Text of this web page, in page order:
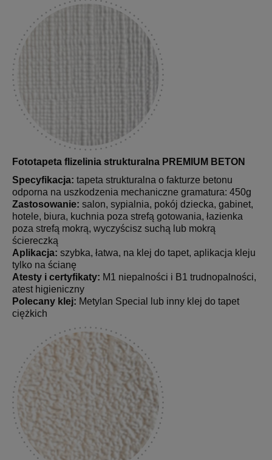
Fototapeta flizelinia strukturalna PREMIUM BETON
Specyfikacja: tapeta strukturalna o fakturze betonu
odporna na uszkodzenia mechaniczne gramatura: 450g
Zastosowanie: salon, sypialnia, pokój dziecka, gabinet,
hotele, biura, kuchnia poza strefą gotowania, łazienka
poza strefą mokrą, wyczyścisz suchą lub mokrą
ściereczką
Aplikacja: szybka, łatwa, na klej do tapet, aplikacja kleju
tylko na ścianę
Atesty i certyfikaty: M1 niepalności i B1 trudnopalności,
atest higieniczny
Polecany klej: Metylan Special lub inny klej do tapet
ciężkich